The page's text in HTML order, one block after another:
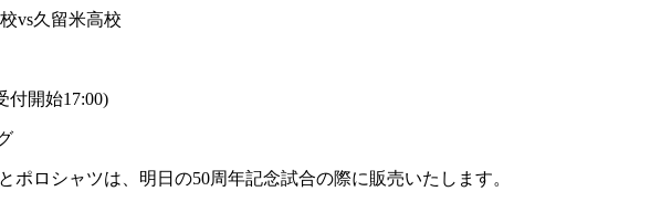
久留米高校
付開始17:00)
ポロシャツは、明日の50周年記念試合の際に販売いたします。